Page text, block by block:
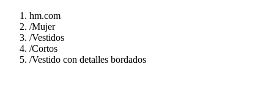
hm.com
/Mujer
/Vestidos
/Cortos
/Vestido con detalles bordados